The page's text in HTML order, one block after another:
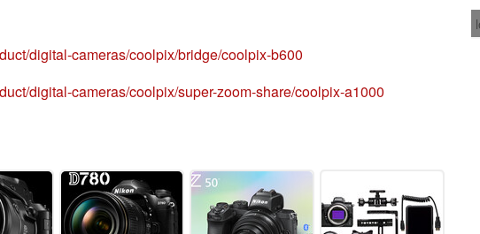
digital-cameras/coolpix/bridge/coolpix-b600
digital-cameras/coolpix/super-zoom-share/coolpix-a1000